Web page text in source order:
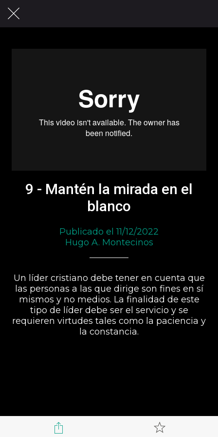
9 - Mantén la mirada en el
blanco
Publicado el 11/12/2022
Hugo A. Montecinos
Un líder cristiano debe tener en cuenta que
las personas a las que dirige son fines en sí
mismos y no medios. La finalidad de este
tipo de líder debe ser el servicio y se
requieren virtudes tales como la paciencia y
la constancia.